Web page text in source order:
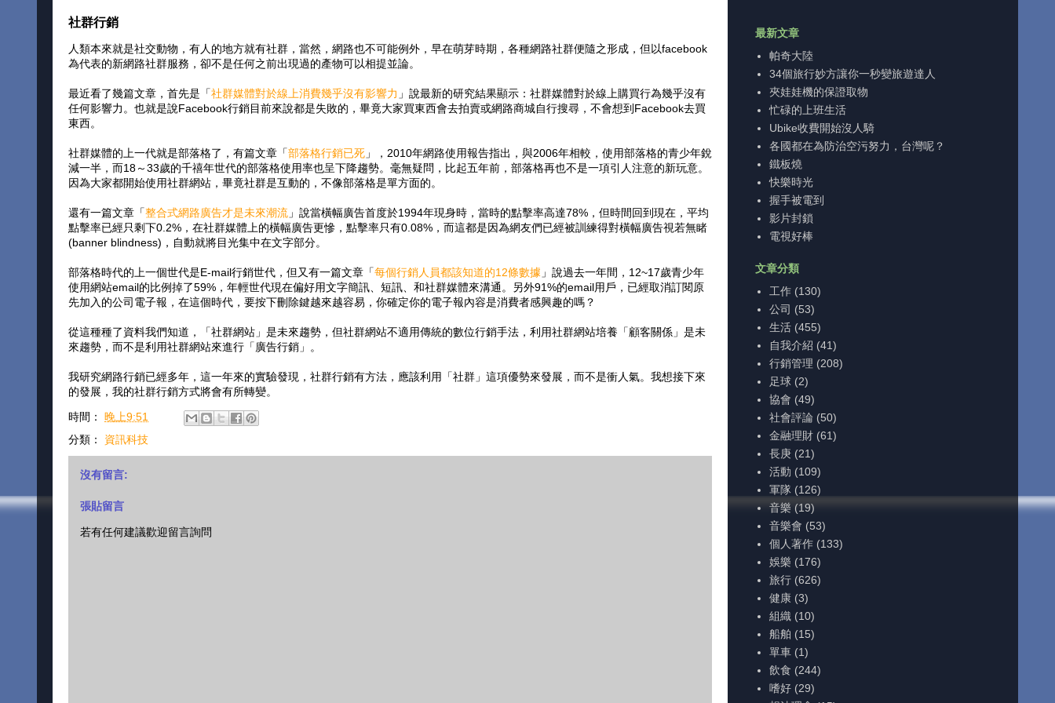
社群行銷
人類本來就是社交動物，有人的地方就有社群，當然，網路也不可能例外，早在萌芽時期，各種網路社群便隨之形成，但以facebook
為代表的新網路社群服務，卻不是任何之前出現過的產物可以相提並論。
最近看了幾篇文章，首先是「社群媒體對於線上消費幾乎沒有影響力 」說最新的研究結果顯示：社群媒體對於線上購買行為幾乎沒有
任何影響力。也就是說Facebook行銷目前來說都是失敗的，畢竟大家買東西會去拍賣或網路商城自行搜尋，不會想到Facebook去買
東西。
社群媒體的上一代就是部落格了，有篇文章「部落格行銷已死 」，2010年網路使用報告指出，與2006年相較，使用部落格的青少年銳
減一半，而18～33歲的千禧年世代的部落格使用率也呈下降趨勢。毫無疑問，比起五年前，部落格再也不是一項引人注意的新玩意。
因為大家都開始使用社群網站，畢竟社群是互動的，不像部落格是單方面的。
還有一篇文章「整合式網路廣告才是未來潮流 」說當橫幅廣告首度於1994年現身時，當時的點擊率高達78%，但時間回到現在，平均
點擊率已經只剩下0.2%，在社群媒體上的橫幅廣告更慘，點擊率只有0.08%，而這都是因為網友們已經被訓練得對橫幅廣告視若無睹
(banner blindness)，自動就將目光集中在文字部分。
部落格時代的上一個世代是E-mail行銷世代，但又有一篇文章「每個行銷人員都該知道的12條數據 」說過去一年間，12~17歲青少年
使用網站email的比例掉了59%，年輕世代現在偏好用文字簡訊、短訊、和社群媒體來溝通。另外91%的email用戶，已經取消訂閱原
先加入的公司電子報，在這個時代，要按下刪除鍵越來越容易，你確定你的電子報內容是消費者感興趣的嗎？
從這種種了資料我們知道，「社群網站」是未來趨勢，但社群網站不適用傳統的數位行銷手法，利用社群網站培養「顧客關係」是未
來趨勢，而不是利用社群網站來進行「廣告行銷」。
我研究網路行銷已經多年，這一年來的實驗發現，社群行銷有方法，應該利用「社群」這項優勢來發展，而不是衝人氣。我想接下來
的發展，我的社群行銷方式將會有所轉變。
時間： 晚上9:51
分類： 資訊科技
沒有留言:
張貼留言
若有任何建議歡迎留言詢問
最新文章
帕奇大陸
34個旅行妙方讓你一秒變旅遊達人
夾娃娃機的保證取物
忙碌的上班生活
Ubike收費開始沒人騎
各國都在為防治空污努力，台灣呢？
鐵板燒
快樂時光
握手被電到
影片封鎖
電視好棒
文章分類
工作 (130)
公司 (53)
生活 (455)
自我介紹 (41)
行銷管理 (208)
足球 (2)
協會 (49)
社會評論 (50)
金融理財 (61)
長庚 (21)
活動 (109)
軍隊 (126)
音樂 (19)
音樂會 (53)
個人著作 (133)
娛樂 (176)
旅行 (626)
健康 (3)
組織 (10)
船舶 (15)
單車 (1)
飲食 (244)
嗜好 (29)